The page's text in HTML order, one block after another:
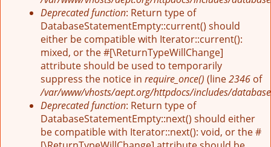
Deprecated function: Return type of
DatabaseStatementEmpty::current() should
either be compatible with Iterator::current():
mixed, or the #[\ReturnTypeWillChange]
attribute should be used to temporarily
suppress the notice in require_once() (line2346 of
/var/www/vhosts/aept.org/httpdocs/includes/
Deprecated function: Return type of
DatabaseStatementEmpty::next() should either
be compatible with Iterator::next(): void, or the #